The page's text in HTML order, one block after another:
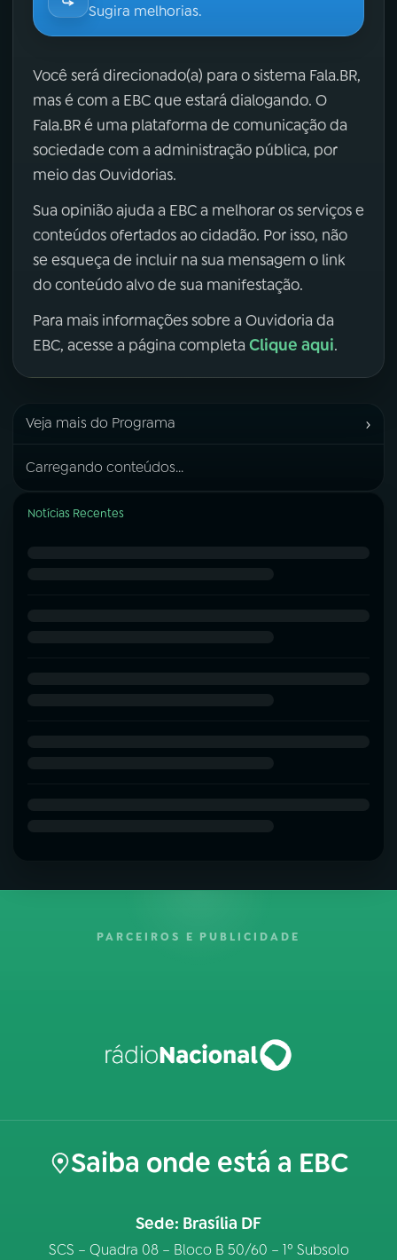
Sugira melhorias.
Você será direcionado(a) para o sistema Fala.BR,
mas é com a EBC que estará dialogando. O
Fala.BR é uma plataforma de comunicação da
sociedade com a administração pública, por
meio das Ouvidorias.
Sua opinião ajuda a EBC a melhorar os serviços e
conteúdos ofertados ao cidadão. Por isso, não
se esqueça de incluir na sua mensagem o link
do conteúdo alvo de sua manifestação.
Para mais informações sobre a Ouvidoria da
EBC, acesse a página completa Clique aqui.
Veja mais do Programa ›
Carregando conteúdos...
Notícias Recentes
PARCEIROS E PUBLICIDADE
Saiba onde está a EBC
Sede: Brasília DF
SCS – Quadra 08 – Bloco B 50/60 – 1º Subsolo